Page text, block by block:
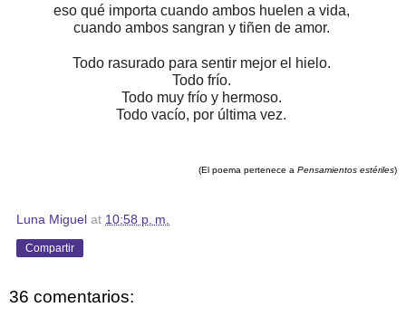
eso qué importa cuando ambos huelen a vida,
cuando ambos sangran y tiñen de amor.
Todo rasurado para sentir mejor el hielo.
Todo frío.
Todo muy frío y hermoso.
Todo vacío, por última vez.
(El poema pertenece a Pensamientos estériles)
Luna Miguel at 10:58 p. m.
Compartir
36 comentarios: